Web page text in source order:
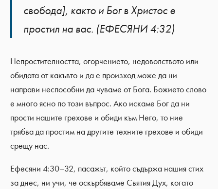
свобода], както и Бог в Христос е
простил на вас. (ЕФЕСЯНИ 4:32)
Непростителността, огорчението, недоволството или
обидата от какъвто и да е произход може да ни
направи неспособни да чуваме от Бога. Божието слово
е много ясно по този въпрос. Ако искаме Бог да ни
прости нашите грехове и обиди към Него, то ние
трябва да простим на другите техните грехове и обиди
срещу нас.
Ефесяни 4:30–32, пасажът, който съдържа нашия стих
за днес, ни учи, че оскърбяваме Святия Дух, когато